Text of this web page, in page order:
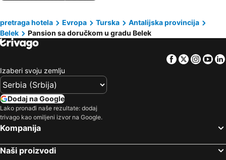
pretraga hotela Evropa Turska
Antalijska provincija
Belek
Pansion sa doručkom u gradu Belek
Facebook
Twitter
Izaberi svoju zemlju
Dodaj na Google
Lako pronađi naše rezultate: dodaj
trivago kao omiljeni izvor na Google.
Kompanija
Naši proizvodi